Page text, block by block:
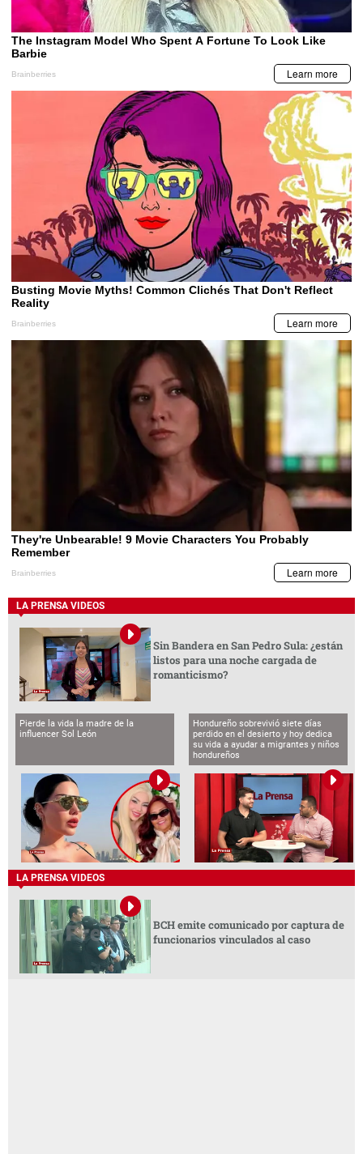
LA PRENSA VIDEOS
Sin Bandera en San Pedro Sula: ¿están
listos para una noche cargada de
romanticismo?
Pierde la vida la madre de la
influencer Sol León
Hondureño sobrevivió siete días
perdido en el desierto y hoy dedica
su vida a ayudar a migrantes y niños
hondureños
LA PRENSA VIDEOS
BCH emite comunicado por captura de
funcionarios vinculados al caso